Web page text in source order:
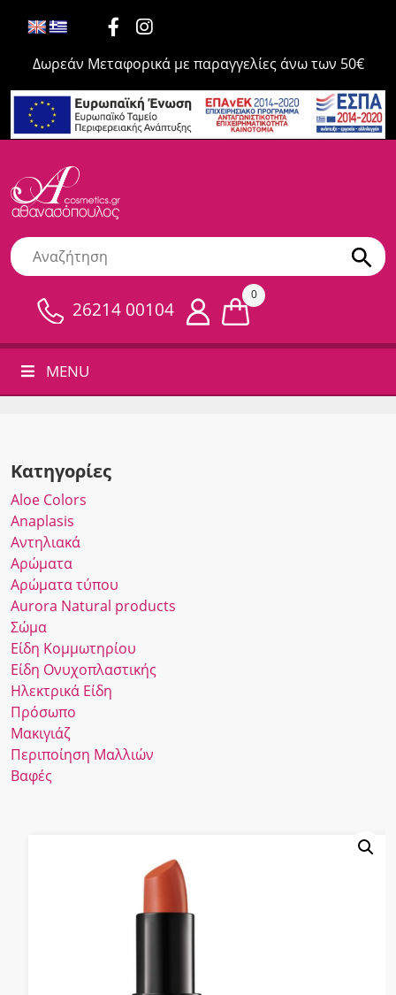
Δωρεάν Μεταφορικά με παραγγελίες άνω των 50€
26214 00104
0
MENU
Κατηγορίες
Αloe Colors
Anaplasis
Αντηλιακά
Αρώματα
Αρώματα τύπου
Αurora Νatural products
Σώμα
Είδη Κομμωτηρίου
Είδη Ονυχοπλαστικής
Ηλεκτρικά Είδη
Πρόσωπο
Μακιγιάζ
Περιποίηση Μαλλιών
Βαφές